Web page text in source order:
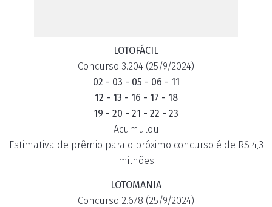
LOTOFÁCIL
Concurso 3.204 (25/9/2024)
02 - 03 - 05 - 06 - 11
12 - 13 - 16 - 17 - 18
19 - 20 - 21 - 22 - 23
Acumulou
Estimativa de prêmio para o próximo concurso é de R$ 4,3
milhões
LOTOMANIA
Concurso 2.678 (25/9/2024)